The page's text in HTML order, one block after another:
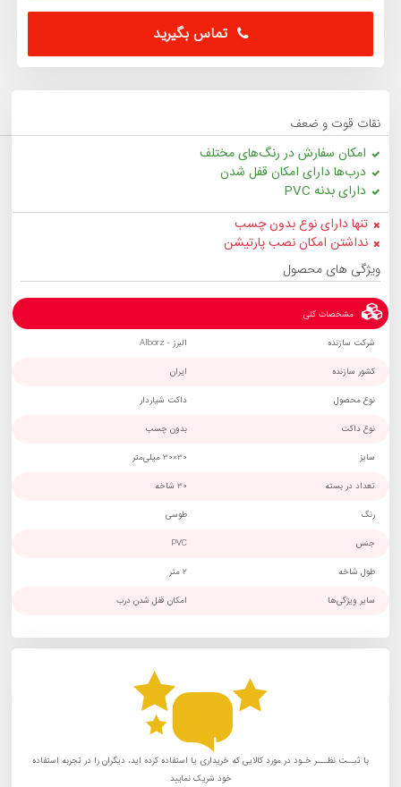
تماس بگیرید
نقات قوت و ضعف
امکان سفارش در رنگ‌های مختلف
درب‌ها دارای امکان قفل شدن
دارای بدنه PVC
تنها دارای نوع بدون چسب
نداشتن امکان نصب پارتیشن
ویژگی های محصول
مشخصات کلی
شرکت سازنده البرز - Alborz
کشور سازنده ایران
نوع محصول داکت شیاردار
نوع داکت بدون چسب
سایز 30×30 میلی‌متر
تعداد در بسته 30 شاخه
رنگ طوسی
جنس PVC
طول شاخه 2 متر
سایر ویژگی‌ها امکان قفل شدن درب
با ثبــت نظـــر خـود در مورد کالایی که خریداری یا استفاده کرده اید، دیگران را در تجربه استفاده
خود شریک نمایید